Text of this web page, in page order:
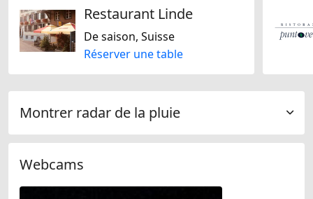
Restaurant Linde
De saison, Suisse
Réserver une table
Montrer radar de la pluie
Webcams